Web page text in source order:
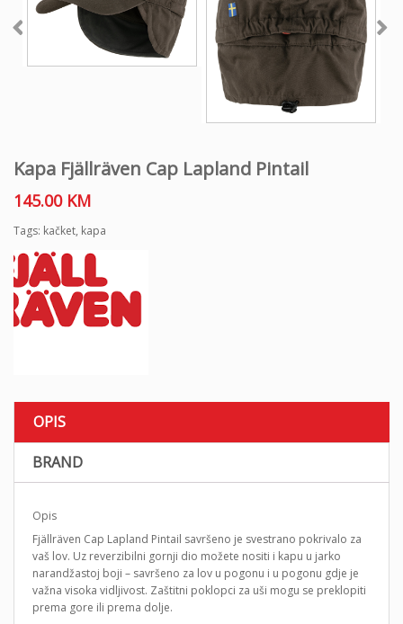
Kapa Fjällräven Cap Lapland Pintail
145.00 KM
Tags: kačket, kapa
OPIS
BRAND
Opis
Fjällräven Cap Lapland Pintail savršeno je svestrano pokrivalo za
vaš lov. Uz reverzibilni gornji dio možete nositi i kapu u jarko
narandžastoj boji – savršeno za lov u pogonu i u pogonu gdje je
važna visoka vidljivost. Zaštitni poklopci za uši mogu se preklopiti
prema gore ili prema dolje.